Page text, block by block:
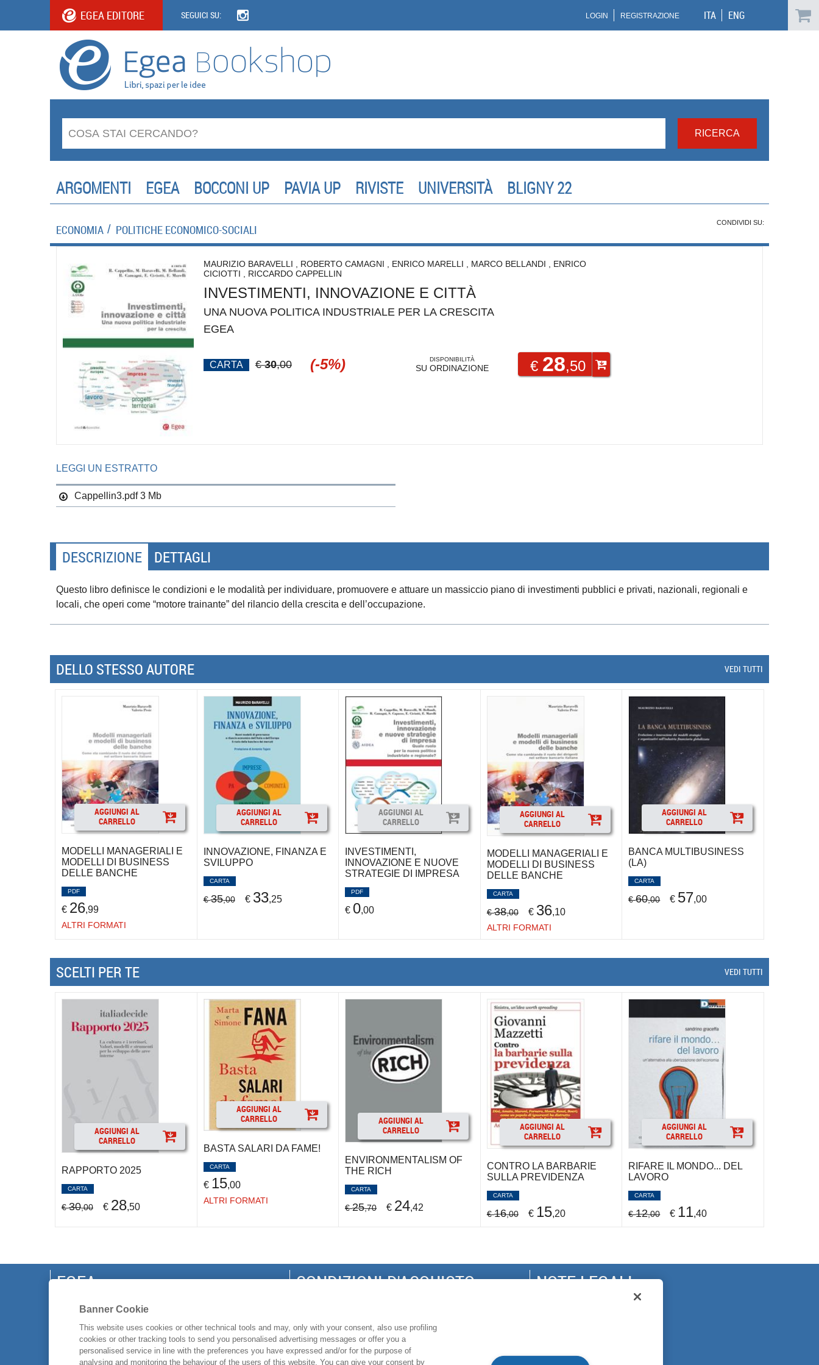
EGEA EDITORE SEGUICI SU: ITA ENG
LOGIN REGISTRAZIONE
ARGOMENTI EGEA BOCCONI UP PAVIA UP RIVISTE UNIVERSITÀ BLIGNY 22
CONDIVIDI SU:
ECONOMIA POLITICHE ECONOMICO-SOCIALI
MAURIZIO BARAVELLI ROBERTO CAMAGNI ENRICO MARELLI MARCO BELLANDI
ENRICO
CICIOTTI
RICCARDO CAPPELLIN
INVESTIMENTI, INNOVAZIONE E CITTÀ
UNA NUOVA POLITICA INDUSTRIALE PER LA CRESCITA
EGEA
CARTA €30,00 (-5%) € 28,50
DISPONIBILITÀ
SU ORDINAZIONE
LEGGI UN ESTRATTO
Cappellin3.pdf 3 Mb
DESCRIZIONE DETTAGLI
Questo libro definisce le condizioni e le modalità per individuare, promuovere e attuare un massiccio piano di investimenti pubblici e privati, nazionali, regionali e
locali, che operi come “motore trainante” del rilancio della crescita e dell’occupazione.
DELLO STESSO AUTORE VEDI TUTTI
AGGIUNGI AL
CARRELLO
MODELLI MANAGERIALI E
MODELLI DI BUSINESS
DELLE BANCHE
PDF
€ 26,99
ALTRI FORMATI
AGGIUNGI AL
CARRELLO
INNOVAZIONE, FINANZA E
SVILUPPO
CARTA
€35,00 € 33,25
AGGIUNGI AL
CARRELLO
INVESTIMENTI,
INNOVAZIONE E NUOVE
STRATEGIE DI IMPRESA
PDF
€ 0,00
AGGIUNGI AL
CARRELLO
MODELLI MANAGERIALI E
MODELLI DI BUSINESS
DELLE BANCHE
CARTA
€38,00 € 36,10
ALTRI FORMATI
AGGIUNGI AL
CARRELLO
BANCA MULTIBUSINESS
(LA)
CARTA
€60,00 € 57,00
SCELTI PER TE VEDI TUTTI
AGGIUNGI AL
CARRELLO
RAPPORTO 2025
CARTA
€30,00 € 28,50
AGGIUNGI AL
CARRELLO
BASTA SALARI DA FAME!
CARTA
€ 15,00
ALTRI FORMATI
AGGIUNGI AL
CARRELLO
ENVIRONMENTALISM OF
THE RICH
CARTA
€25,70 € 24,42
AGGIUNGI AL
CARRELLO
CONTRO LA BARBARIE
SULLA PREVIDENZA
CARTA
€16,00 € 15,20
AGGIUNGI AL
CARRELLO
RIFARE IL MONDO... DEL
LAVORO
CARTA
€12,00 € 11,40
EGEA
CHI SIAMO
CODICE ETICO
WHISTLEBLOWING
CONDIZIONI D'ACQUISTO
PROCEDURA DELL'ORDINE
MODALITÀ DI PAGAMENTO
NOTE LEGALI
Banner Cookie
This website uses cookies or other technical tools and may, only with your consent, also use profiling
cookies or other tracking tools to send you personalised advertising messages or offer you a
personalised service in line with the preferences you have expressed and/or for the purpose of
analysing and monitoring the behaviour of the users of this website. You can give your consent by